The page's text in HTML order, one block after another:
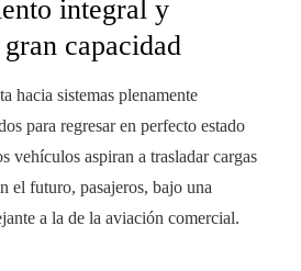
integral y
capacidad
hacia sistemas plenamente
para regresar en perfecto estado
vehículos aspiran a trasladar cargas
el futuro, pasajeros, bajo una
a la de la aviación comercial.